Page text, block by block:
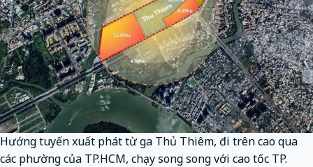
Hướng tuyến xuất phát từ ga Thủ Thiêm, đi trên cao qua
các phường của TP.HCM, chạy song song với cao tốc TP.